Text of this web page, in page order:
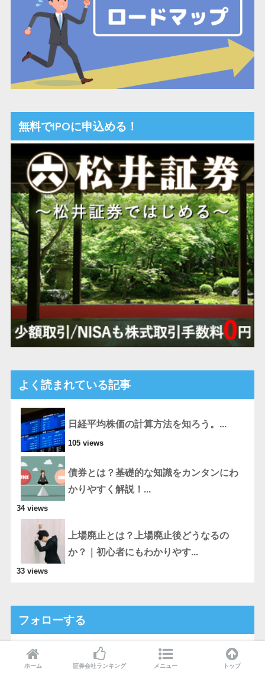
無料でIPOに申込める！
よく読まれている記事
日経平均株価の計算方法を知ろう。...
105 views
債券とは？基礎的な知識をカンタンにわ
かりやすく解説！...
34 views
上場廃止とは？上場廃止後どうなるの
か？｜初心者にもわかりやす...
33 views
フォローする
ホーム 証券会社ランキング メニュー トップ